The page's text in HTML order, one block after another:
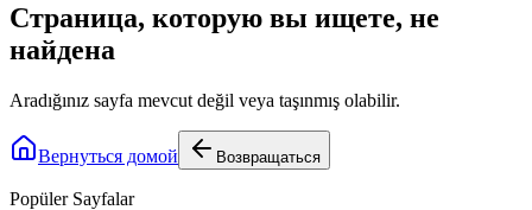
Страница, которую вы ищете, не
найдена
Aradığınız sayfa mevcut değil veya taşınmış olabilir.
Вернуться домой Возвращаться
Popüler Sayfalar